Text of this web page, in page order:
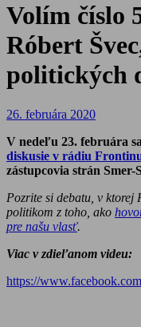
Volím číslo
Róbert
politických
26. februára 2020
V nedeľu 23. februára sa
diskusie v rádiu
zástupcovia strán
Pozrite si debatu, v ktorej
politikom z toho, ako
pre našu vlasť.
Viac v zdieľanom videu:
https://